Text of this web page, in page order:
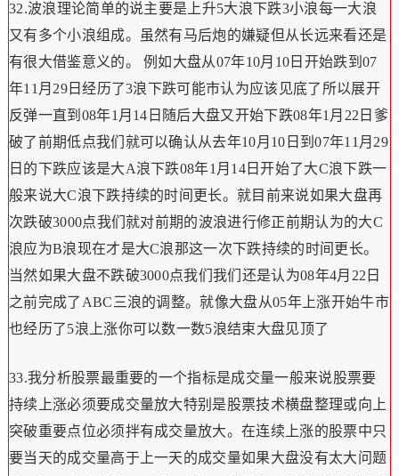
32.波浪理论简单的说主要是上升5大浪下跌3小浪每一大浪
又有多个小浪组成。虽然有马后炮的嫌疑但从长远来看还是
有很大借鉴意义的。 例如大盘从07年10月10日开始跌到07
年11月29日经历了3浪下跌可能市认为应该见底了所以展开
反弹一直到08年1月14日随后大盘又开始下跌08年1月22日爹
破了前期低点我们就可以确认从去年10月10日到07年11月29
日的下跌应该是大A浪下跌08年1月14日开始了大C浪下跌一
般来说大C浪下跌持续的时间更长。就目前来说如果大盘再
次跌破3000点我们就对前期的波浪进行修正前期认为的大C
浪应为B浪现在才是大C浪那这一次下跌持续的时间更长。
当然如果大盘不跌破3000点我们我们还是认为08年4月22日
之前完成了ABC三浪的调整。就像大盘从05年上涨开始牛市
也经历了5浪上涨你可以数一数5浪结束大盘见顶了
33.我分析股票最重要的一个指标是成交量一般来说股票要
持续上涨必须要成交量放大特别是股票技术横盘整理或向上
突破重要点位必须拌有成交量放大。在连续上涨的股票中只
要当天的成交量高于上一天的成交量如果大盘没有太大问题